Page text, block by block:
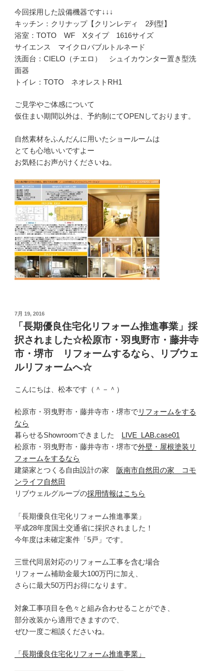
今回採用した設備機器です↓↓↓
キッチン：クリナップ【クリンレディ 2列型】
浴室：TOTO WF Xタイプ 1616サイズ
サイエンス マイクロバブルトルネード
洗面台：CIELO（チエロ） シュイカウンター置き型洗
面器
トイレ：TOTO ネオレストRH1
ご見学やご体感について
仮住まい期間以外は、予約制にてOPENしております。
自然素材をふんだんに用いたショールームは
とても心地いいですよー
お気軽にお声がけくださいね。
投
7月 19, 2016
「長期優良住宅化リフォーム推進事業」採
択されました☆松原市・羽曳野市・藤井寺
市・堺市 リフォームするなら、リブウェ
ルリフォームへ☆
こんにちは、松本です（＾－＾）
松原市・羽曳野市・藤井寺市・堺市でリフォームをする
なら
暮らせるShowroomできました LIVE_LAB.case01
松原市・羽曳野市・藤井寺市・堺市で外壁・屋根塗装リ
フォームをするなら
建築家とつくる自由設計の家 阪南市自然田の家 コモ
ンライフ自然田
リブウェルグループの採用情報はこちら
「長期優良住宅化リフォーム推進事業」
平成28年度国土交通省に採択されました！
今年度は未確定案件「5戸」です。
三世代同居対応のリフォーム工事を含む場合
リフォーム補助金最大100万円に加え、
さらに最大50万円お得になります。
対象工事項目を色々と組み合わせることができ、
部分改装から適用できますので、
ぜひ一度ご相談くださいね。
「長期優良住宅化リフォーム推進事業」